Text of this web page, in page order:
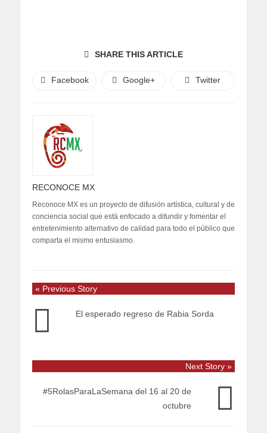
SHARE THIS ARTICLE
Facebook Google+ Twitter
RECONOCE MX
Reconoce MX es un proyecto de difusión artística, cultural y de
conciencia social que está enfocado a difundir y fomentar el
entretenimiento alternativo de calidad para todo el público que
comparta el mismo entusiasmo.
« Previous Story
El esperado regreso de Rabia Sorda
Next Story »
#5RolasParaLaSemana del 16 al 20 de
octubre